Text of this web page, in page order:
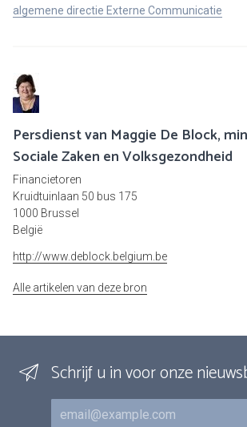
algemene directie Externe Communicatie
Persdienst van Maggie De Block,
Sociale Zaken en Volksgezondheid
Financietoren
Kruidtuinlaan 50 bus 175
1000 Brussel
België
http://www.deblock.belgium.be
Alle artikelen van deze bron
Schrijf u in voor onze
E-mail